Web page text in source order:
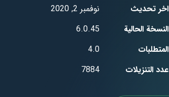
اخر تحديث
نوفمبر 2, 2020
النسخة الحالية
6.0.45
المتطلبات
4.0
عدد التنزيلات
7884